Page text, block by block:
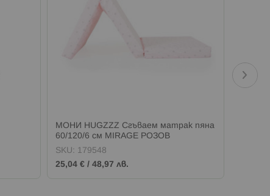
МОНИ HUGZZZ Сгъваем матрак пяна
60/120/6 см MIRAGE РОЗОВ
SKU: 179548
25,04 € / 48,97 лв.